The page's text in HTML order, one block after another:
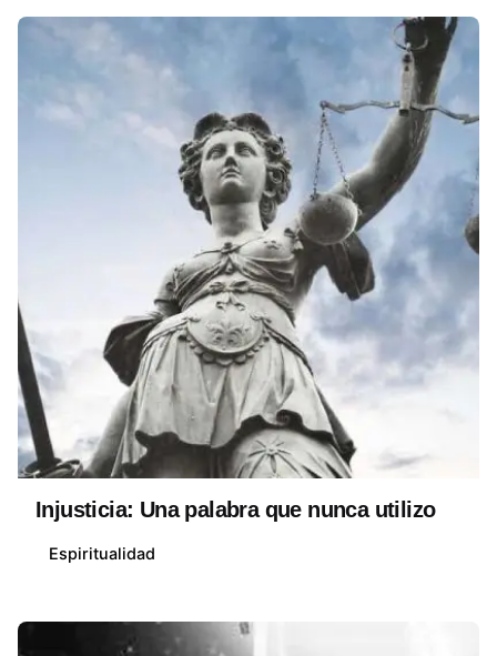
Posted by
David Belmonte
Injusticia: Una palabra que nunca utilizo
Espiritualidad